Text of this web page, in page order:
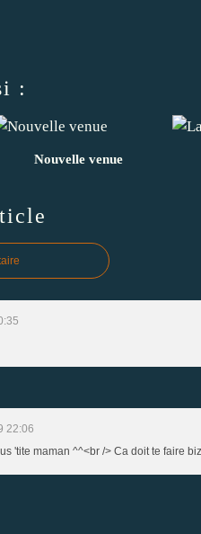
:
Nouvelle venue
22:06
'tite maman ^^<br /> Ca doit te faire